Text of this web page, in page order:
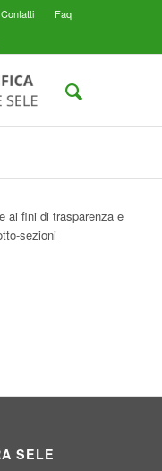
Contatti
Faq
ai fini di trasparenza e
sezioni
SELE